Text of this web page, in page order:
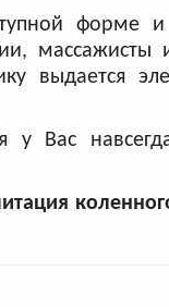
форме и
выдается
у Вас